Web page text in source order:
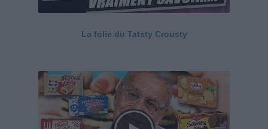
La folie du Tatsty Crousty